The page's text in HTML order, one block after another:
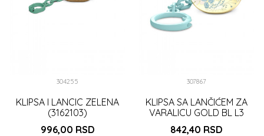
304255
KLIPSA I LANCIC ZELENA
(3162103)
996,00 RSD
307867
KLIPSA SA LANČIĆEM ZA
VARALICU GOLD BL L3
842,40 RSD